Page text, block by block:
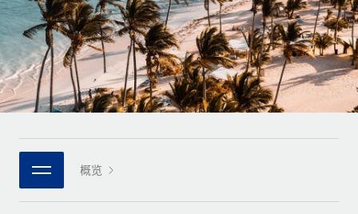
基础设施
Remote Embedded
将人力资源无缝融入工作流程
平台
团队的内置核心人力资源功能
连接 新的
使用我们的 MCP 将任何人工智能工具与 Remote 平台相连
中型市场
通过定制化人力资源解决方案扩展团队
企业
面向大型企业的全球化人力资源服务
与我们携手合作
战略技术合作伙伴
研究与指引
案例研究
人力资源术语表
核对表和模板
职位描述库
网络研讨会
Deutsch
Español
Italiano
日本語
한국어
概览